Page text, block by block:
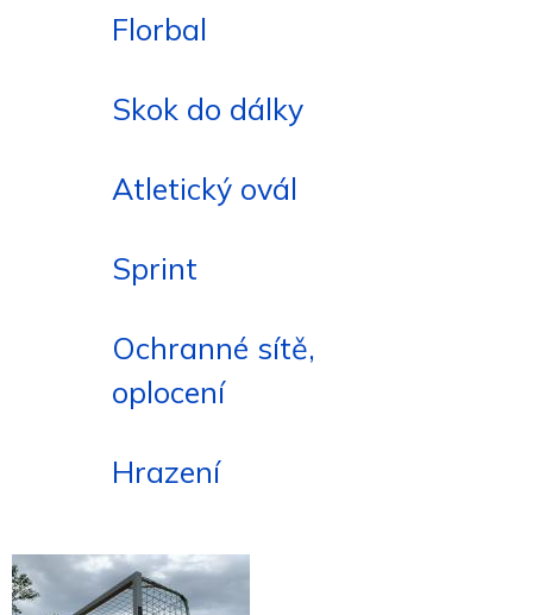
Florbal
Skok do dálky
Atletický ovál
Sprint
Ochranné sítě,
oplocení
Hrazení